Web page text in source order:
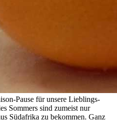
Pause für unsere Lieblings-
Sommers sind zumeist nur
Südafrika zu bekommen. Ganz